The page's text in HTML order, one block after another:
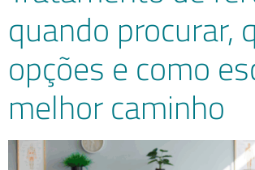
quando procurar,
opções e como
melhor caminho